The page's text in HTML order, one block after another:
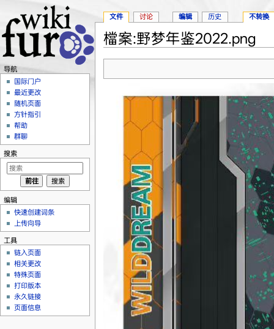
檔案:野梦年鉴2022.png
文件 讨论 编辑 历史 不转换
导航
国际门户
最近更改
随机页面
方针指引
帮助
群聊
搜索
编辑
快速创建词条
上传向导
工具
链入页面
相关更改
特殊页面
打印版本
永久链接
页面信息